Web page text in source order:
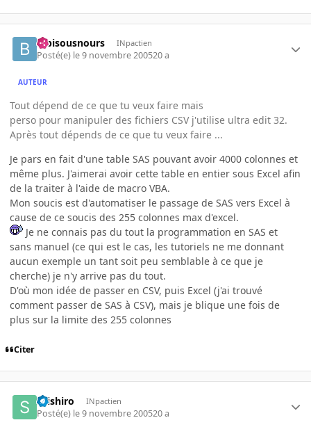
bibisousnours INpactien
Posté(e) le 9 novembre 200520 a
AUTEUR
Tout dépend de ce que tu veux faire mais
perso pour manipuler des fichiers CSV j'utilise ultra edit 32.
Après tout dépends de ce que tu veux faire ...
Je pars en fait d'une table SAS pouvant avoir 4000 colonnes et
même plus. J'aimerai avoir cette table en entier sous Excel afin
de la traiter à l'aide de macro VBA.
Mon soucis est d'automatiser le passage de SAS vers Excel à
cause de ce soucis des 255 colonnes max d'excel.
Je ne connais pas du tout la programmation en SAS et
sans manuel (ce qui est le cas, les tutoriels ne me donnant
aucun exemple un tant soit peu semblable à ce que je
cherche) je n'y arrive pas du tout.
D'où mon idée de passer en CSV, puis Excel (j'ai trouvé
comment passer de SAS à CSV), mais je blique une fois de
plus sur la limite des 255 colonnes
Citer
seishiro INpactien
Posté(e) le 9 novembre 200520 a